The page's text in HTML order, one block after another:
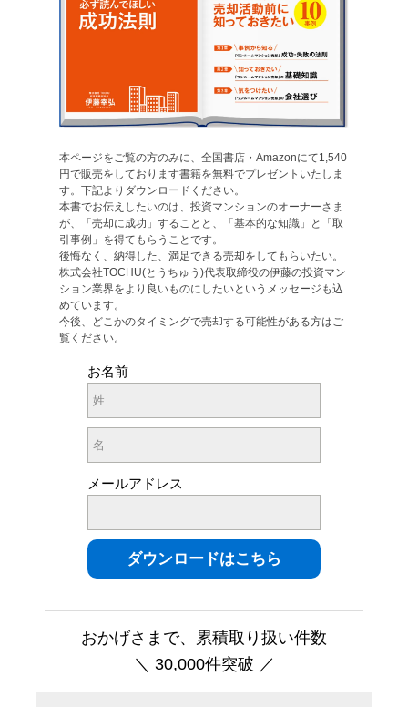
本ページをご覧の方のみに、全国書店・Amazonにて1,540
円で販売をしております書籍を無料でプレゼントいたしま
す。下記よりダウンロードください。
本書でお伝えしたいのは、投資マンションのオーナーさま
が、「売却に成功」することと、「基本的な知識」と「取
引事例」を得てもらうことです。
後悔なく、納得した、満足できる売却をしてもらいたい。
株式会社TOCHU(とうちゅう)代表取締役の伊藤の投資マン
ション業界をより良いものにしたいというメッセージも込
めています。
今後、どこかのタイミングで売却する可能性がある方はご
覧ください。
お名前
メールアドレス
おかげさまで、累積取り扱い件数
＼ 30,000件突破 ／